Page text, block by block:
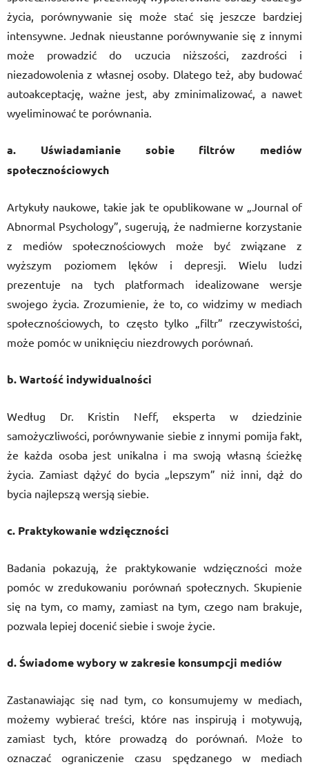
życia, porównywanie się może stać się jeszcze bardziej
intensywne. Jednak nieustanne porównywanie się z innymi
może prowadzić do uczucia niższości, zazdrości i
niezadowolenia z własnej osoby. Dlatego też, aby budować
autoakceptację, ważne jest, aby zminimalizować, a nawet
wyeliminować te porównania.
a. Uświadamianie sobie filtrów mediów
społecznościowych
Artykuły naukowe, takie jak te opublikowane w „Journal of
Abnormal Psychology”, sugerują, że nadmierne korzystanie
z mediów społecznościowych może być związane z
wyższym poziomem lęków i depresji. Wielu ludzi
prezentuje na tych platformach idealizowane wersje
swojego życia. Zrozumienie, że to, co widzimy w mediach
społecznościowych, to często tylko „filtr” rzeczywistości,
może pomóc w uniknięciu niezdrowych porównań.
b. Wartość indywidualności
Według Dr. Kristin Neff, eksperta w dziedzinie
samożyczliwości, porównywanie siebie z innymi pomija fakt,
że każda osoba jest unikalna i ma swoją własną ścieżkę
życia. Zamiast dążyć do bycia „lepszym” niż inni, dąż do
bycia najlepszą wersją siebie.
c. Praktykowanie wdzięczności
Badania pokazują, że praktykowanie wdzięczności może
pomóc w zredukowaniu porównań społecznych. Skupienie
się na tym, co mamy, zamiast na tym, czego nam brakuje,
pozwala lepiej docenić siebie i swoje życie.
d. Świadome wybory w zakresie konsumpcji mediów
Zastanawiając się nad tym, co konsumujemy w mediach,
możemy wybierać treści, które nas inspirują i motywują,
zamiast tych, które prowadzą do porównań. Może to
oznaczać ograniczenie czasu spędzanego w mediach